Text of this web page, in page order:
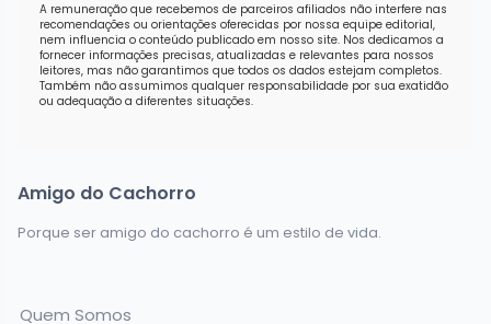
A remuneração que recebemos de parceiros afiliados não interfere nas
recomendações ou orientações oferecidas por nossa equipe editorial,
nem influencia o conteúdo publicado em nosso site. Nos dedicamos a
fornecer informações precisas, atualizadas e relevantes para nossos
leitores, mas não garantimos que todos os dados estejam completos.
Também não assumimos qualquer responsabilidade por sua exatidão
ou adequação a diferentes situações.
Amigo do Cachorro
Porque ser amigo do cachorro é um estilo de vida.
Quem Somos